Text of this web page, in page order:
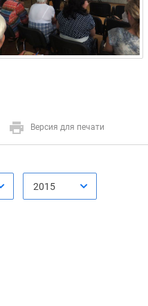
Версия для печати
2015